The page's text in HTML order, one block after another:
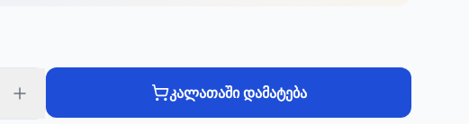
კალათაში დამატება